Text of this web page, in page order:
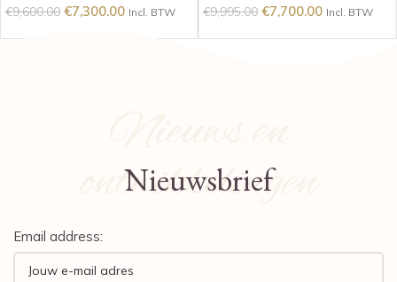
€9,600.00 €7,300.00 Incl. BTW €9,995.00 €7,700.00 Incl. BTW
Nieuws en
ontwikkelingen
Nieuwsbrief
Email address: